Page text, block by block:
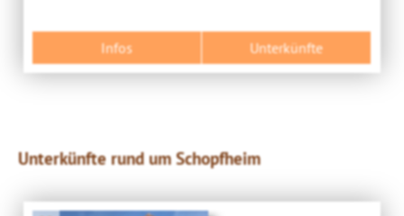
Infos Unterkünfte
Unterkünfte rund um Schopfheim